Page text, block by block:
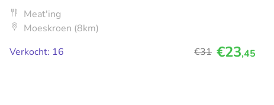
Meat'ing
Moeskroen (8km)
Verkocht: 16
€31 €23,45